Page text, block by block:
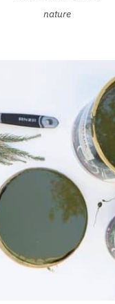
nature